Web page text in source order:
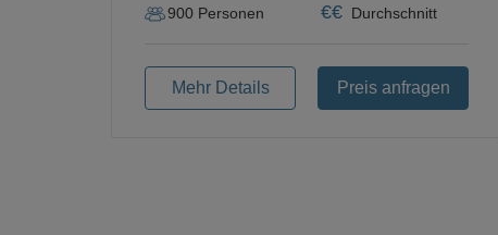
900 Personen €€ Durchschnitt
Mehr Details Preis anfragen